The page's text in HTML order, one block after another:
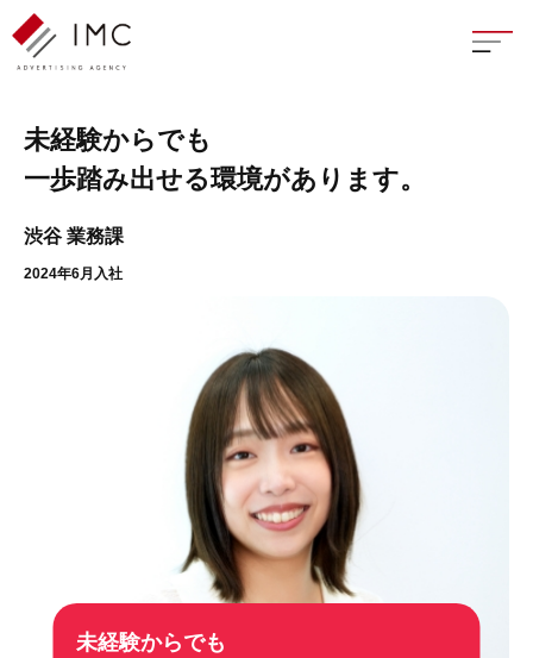
座談
TOP
未経験からでも
一歩踏み出せる環境があります。
渋谷 業務課
2024年6月入社
未経験からでも